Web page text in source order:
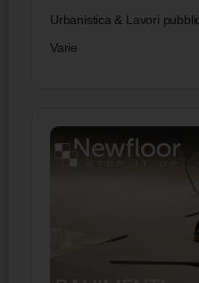
Urbanistica & Lavori
Varie